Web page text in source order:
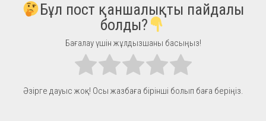
Бұл пост қаншалықты пайдалы
болды?
Бағалау үшін жұлдызшаны басыңыз!
Әзірге дауыс жоқ! Осы жазбаға бірінші болып баға беріңіз.